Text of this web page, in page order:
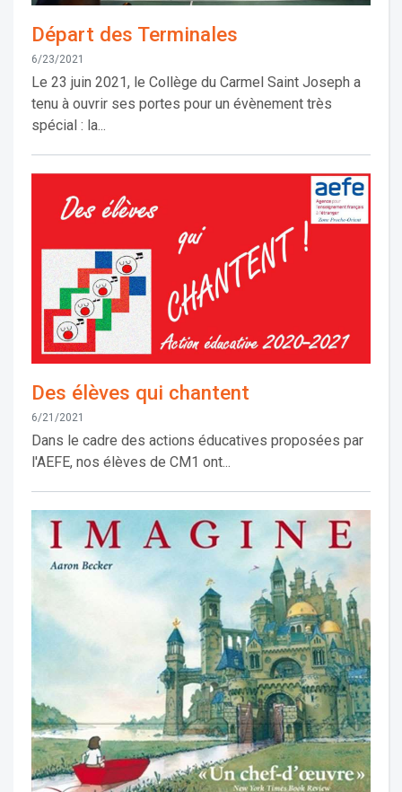
Départ des Terminales
6/23/2021
Le 23 juin 2021, le Collège du Carmel Saint Joseph a
tenu à ouvrir ses portes pour un évènement très
spécial : la...
Des élèves qui chantent
6/21/2021
Dans le cadre des actions éducatives proposées par
l'AEFE, nos élèves de CM1 ont...